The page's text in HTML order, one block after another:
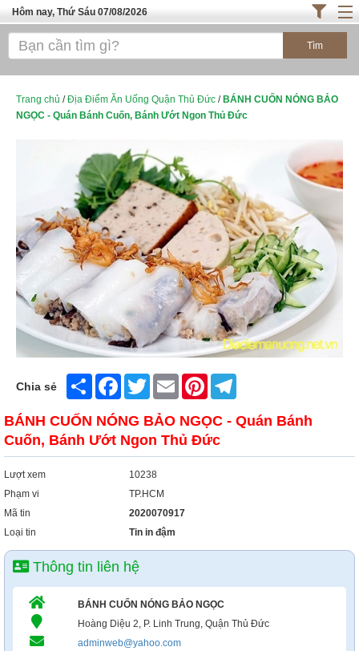
Hôm nay, Thứ Sáu 07/08/2026
Trang chủ
Cafe - Kem- Trà Sữa
Thực Phẩm Nông Hải Sản
ĐỊA ĐIỂM ĂN UỐNG HÀ NỘI
TOP QUÁN ĂN
Trang chủ /Địa Điểm Ăn Uống Quận Thủ Đức / BÁNH CUỐN NÓNG BẢO
NGỌC - Quán Bánh Cuốn, Bánh Ướt Ngon Thủ Đức
Chia sẻ Share FacebookTwitter Email Pinterest
BÁNH CUỐN NÓNG BẢO NGỌC - Quán Bánh
Cuốn, Bánh Ướt Ngon Thủ Đức
Lượt xem
10238
Phạm vi
TP.HCM
Mã tin
2020070917
Loại tin
Tin in đậm
Thông tin liên hệ
BÁNH CUỐN NÓNG BẢO NGỌC
Hoàng Diệu 2, P. Linh Trung, Quận Thủ Đức
adminweb@yahoo.com